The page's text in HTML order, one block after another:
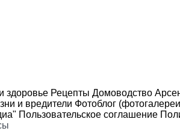
здоровье Рецепты Домоводство
и вредители Фотоблог
Пользовательское соглашение